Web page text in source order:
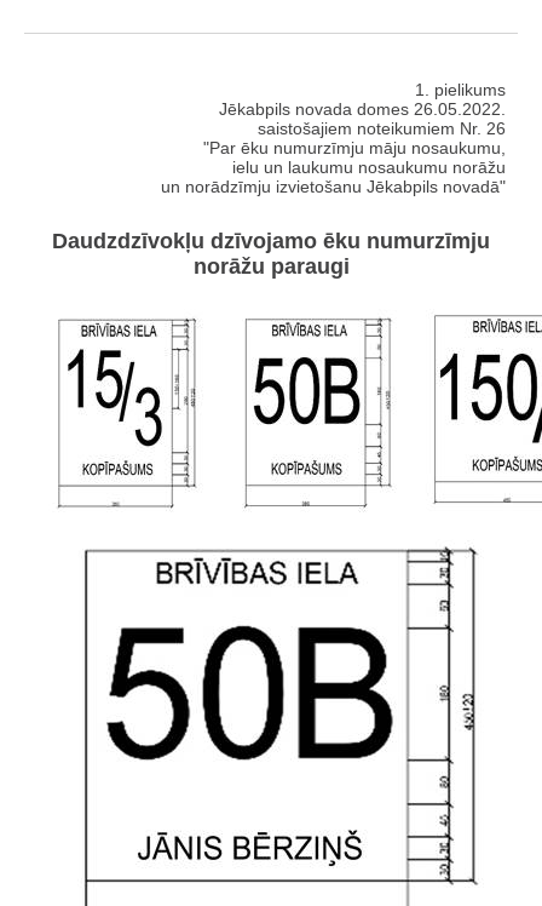
1. pielikums
Jēkabpils novada domes 26.05.2022.
saistošajiem noteikumiem Nr. 26
"Par ēku numurzīmju māju nosaukumu,
ielu un laukumu nosaukumu norāžu
un norādzīmju izvietošanu Jēkabpils novadā"
Daudzdzīvokļu dzīvojamo ēku numurzīmju
norāžu paraugi